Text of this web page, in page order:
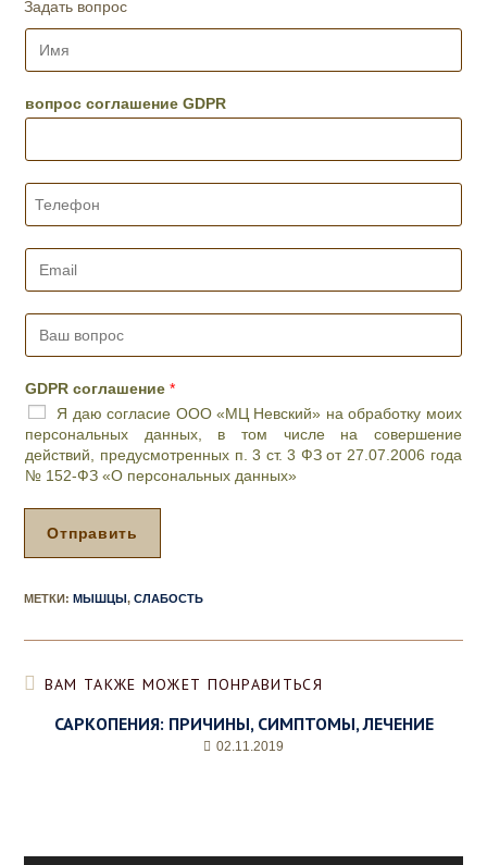
д
е
ь
ж
е
р
е
я
п
р
и
е
м
а
Задать вопрос
И
*вопрос соглашение GDPR
Т
е
о
н
E
i
*
В
в
о
о
*
GDPR соглашение*
Я даю согласие ООО «МЦ Невский» на обработку моих
персональных данных, в том числе на совершение
действий, предусмотренных п. 3 ст. 3 ФЗ от 27.07.2006 года
№ 152-ФЗ «О персональных данных»
Отправить
МЕТКИ : МЫШЦЫ, СЛАБОСТЬ
ВАМ ТАКЖЕ МОЖЕТ ПОНРАВИТЬСЯ
САРКОПЕНИЯ: ПРИЧИНЫ, СИМПТОМЫ, ЛЕЧЕНИЕ
02.11.2019